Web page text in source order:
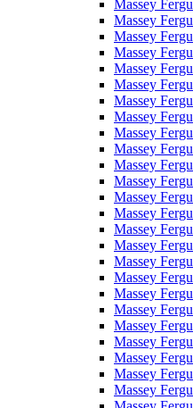
Massey
Massey
Massey
Massey
Massey
Massey
Massey
Massey
Massey
Massey
Massey
Massey
Massey
Massey
Massey
Massey
Massey
Massey
Massey
Massey
Massey
Massey
Massey
Massey
Massey